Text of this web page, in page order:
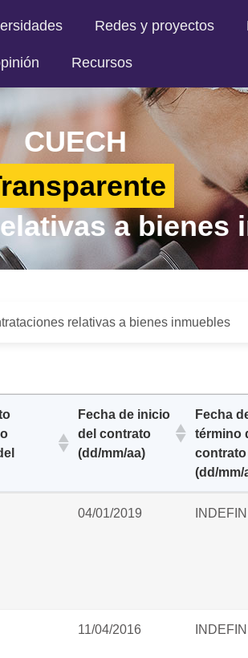
Redes y proyectos
Recursos
CUECH
a bienes
relativas a bienes inmuebles
Fecha de inicio
del contrato
(dd/mm/aa)
Fecha
término
contrato
(dd/mm/
del contrato
término
04/01/2019
11/04/2016